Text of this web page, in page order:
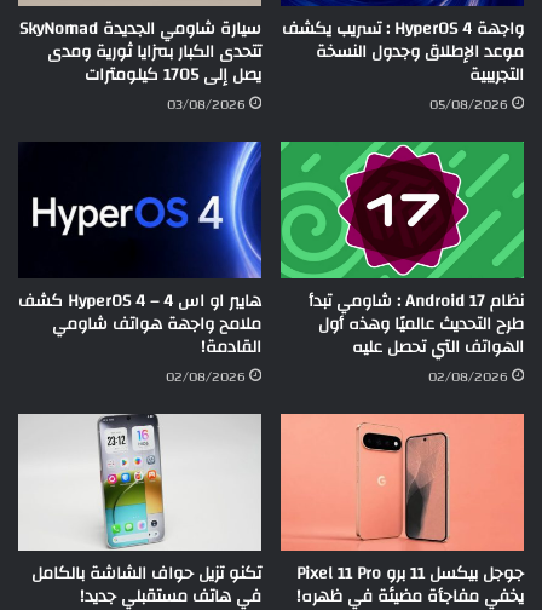
واجهة HyperOS 4 : تسريب يكشف
موعد الإطلاق وجدول النسخة
التجريبية
05/08/2026
سيارة شاومي الجديدة SkyNomad
تتحدى الكبار بمزايا ثورية ومدى
يصل إلى 1705 كيلومترات
03/08/2026
نظام Android 17 : شاومي تبدأ
طرح التحديث عالميًا وهذه أول
الهواتف التي تحصل عليه
02/08/2026
هايبر او اس 4 – HyperOS 4 كشف
ملامح واجهة هواتف شاومي
القادمة!
02/08/2026
جوجل بيكسل 11 برو Pixel 11 Pro
يخفي مفاجأة مضيئة في ظهره!
تكنو تزيل حواف الشاشة بالكامل
في هاتف مستقبلي جديد!